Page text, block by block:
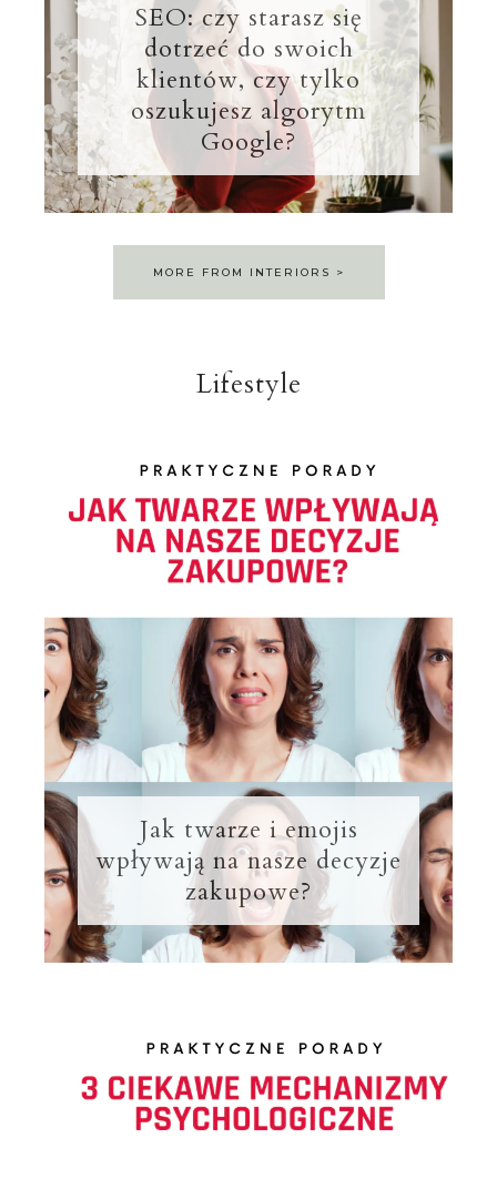
SEO: czy starasz się
dotrzeć do swoich
klientów, czy tylko
oszukujesz algorytm
Google?
MORE FROM INTERIORS >
Lifestyle
Jak twarze i emojis
wpływają na nasze decyzje
zakupowe?